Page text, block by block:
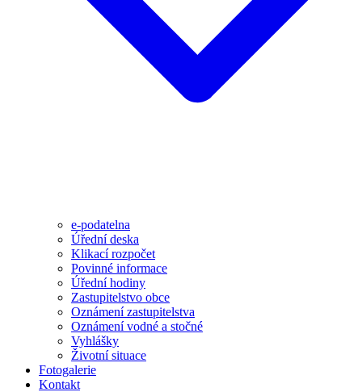
e-podatelna
Úřední deska
Klikací rozpočet
Povinné informace
Úřední hodiny
Zastupitelstvo obce
Oznámení zastupitelstva
Oznámení vodné a stočné
Vyhlášky
Životní situace
Fotogalerie
Kontakt